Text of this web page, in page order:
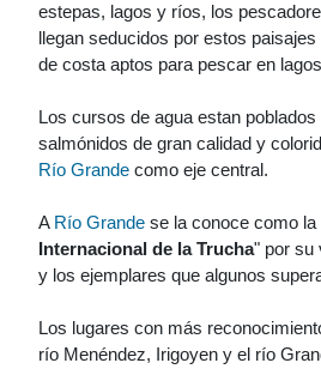
estepas, lagos y ríos, los
llegan seducidos por estos
de costa aptos para pescar en
Los cursos de agua estan
salmónidos de gran calidad y
Río Grande como eje central.
A Río Grande se la conoce como la
Internacional de la Trucha" por su
y los ejemplares que algunos
Los lugares con más
río Menéndez, Irigoyen y el río